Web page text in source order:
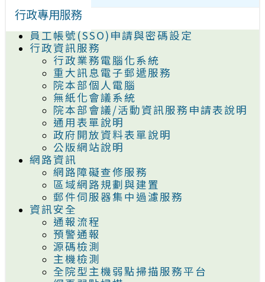
行政專用服務
員工帳號(SSO)申請與密碼設定
行政資訊服務
行政業務電腦化系統
重大訊息電子郵遞服務
院本部個人電腦
無紙化會議系統
院本部會議/活動資訊服務申請表說明
通用表單說明
政府開放資料表單說明
公版網站說明
網路資訊
網路障礙查修服務
區域網路規劃與建置
郵件伺服器集中過濾服務
資訊安全
通報流程
預警通報
源碼檢測
主機檢測
全院型主機弱點掃描服務平台